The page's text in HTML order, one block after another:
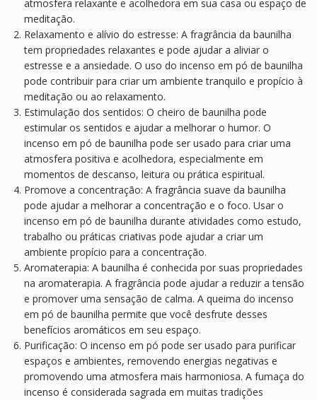
atmosfera relaxante e acolhedora em sua casa ou espaço de
meditação.
Relaxamento e alívio do estresse: A fragrância da baunilha
tem propriedades relaxantes e pode ajudar a aliviar o
estresse e a ansiedade. O uso do incenso em pó de baunilha
pode contribuir para criar um ambiente tranquilo e propício à
meditação ou ao relaxamento.
Estimulação dos sentidos: O cheiro de baunilha pode
estimular os sentidos e ajudar a melhorar o humor. O
incenso em pó de baunilha pode ser usado para criar uma
atmosfera positiva e acolhedora, especialmente em
momentos de descanso, leitura ou prática espiritual.
Promove a concentração: A fragrância suave da baunilha
pode ajudar a melhorar a concentração e o foco. Usar o
incenso em pó de baunilha durante atividades como estudo,
trabalho ou práticas criativas pode ajudar a criar um
ambiente propício para a concentração.
Aromaterapia: A baunilha é conhecida por suas propriedades
na aromaterapia. A fragrância pode ajudar a reduzir a tensão
e promover uma sensação de calma. A queima do incenso
em pó de baunilha permite que você desfrute desses
benefícios aromáticos em seu espaço.
Purificação: O incenso em pó pode ser usado para purificar
espaços e ambientes, removendo energias negativas e
promovendo uma atmosfera mais harmoniosa. A fumaça do
incenso é considerada sagrada em muitas tradições